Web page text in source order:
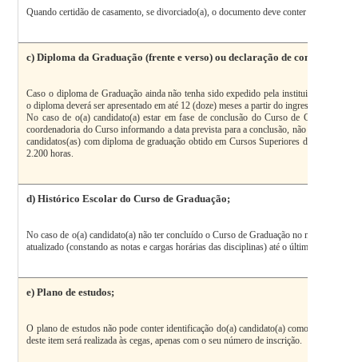
Quando certidão de casamento, se divorciado(a), o documento deve conter a
c) Diploma da Graduação (frente e verso) ou declaração de conclusão da
Caso o diploma de Graduação ainda não tenha sido expedido pela instituição de
o diploma deverá ser apresentado em até 12 (doze) meses a partir do ingresso no
No caso de o(a) candidato(a) estar em fase de conclusão do Curso de Graduação,
coordenadoria do Curso informando a data prevista para a conclusão, não sendo
candidatos(as) com diploma de graduação obtido em Cursos Superiores de
2.200 horas.
d)Histórico Escolar do Curso de Graduação;
No caso de o(a) candidato(a) não ter concluído o Curso de Graduação no momento da
atualizado (constando as notas e cargas horárias das disciplinas) até o último semestre
e)Plano de estudos;
O plano de estudos não pode conter identificação do(a) candidato(a) como nome ou
deste item será realizada às cegas, apenas com o seu número de inscrição.